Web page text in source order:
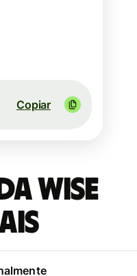
Copiar
Wise